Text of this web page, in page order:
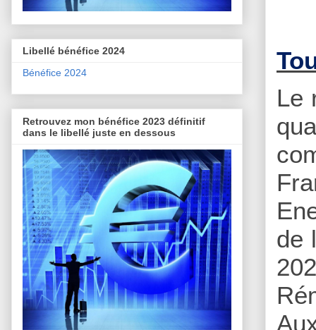
Le
de
Libellé bénéfice 2024
Bénéfice 2024
Retrouvez mon bénéfice 2023 définitif
dans le libellé juste en dessous